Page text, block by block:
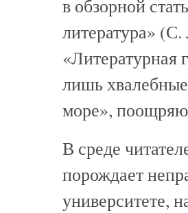
в обзорной
литература»
«Литературная
лишь
море»,
В среде
порождает
университете,